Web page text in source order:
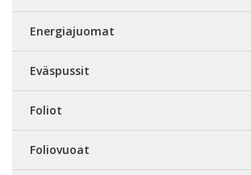
Energiajuomat
Eväspussit
Foliot
Foliovuoat